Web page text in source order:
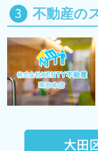
不動産の